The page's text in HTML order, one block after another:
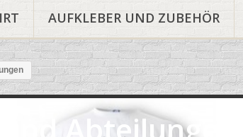
AUFKLEBER UND ZUBEHÖR
Abteilungen